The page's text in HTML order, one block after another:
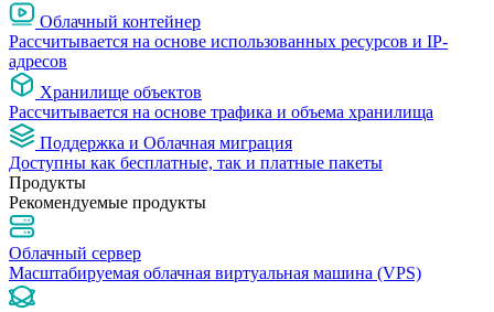
Облачный контейнер
Рассчитывается на основе использованных ресурсов и IP-
адресов
Хранилище объектов
Рассчитывается на основе трафика и объема хранилища
Поддержка и Облачная миграция
Доступны как бесплатные, так и платные пакеты
Продукты
Рекомендуемые продукты
Облачный сервер
Масштабируемая облачная виртуальная машина (VPS)